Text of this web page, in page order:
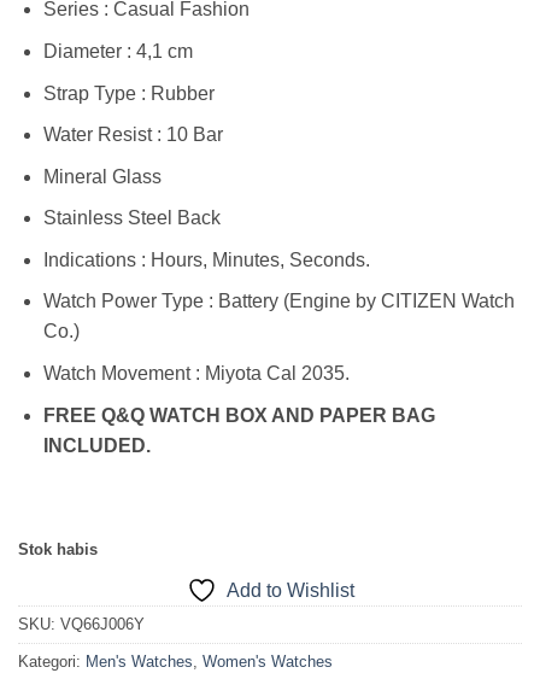
Series : Casual Fashion
Diameter : 4,1 cm
Strap Type : Rubber
Water Resist : 10 Bar
Mineral Glass
Stainless Steel Back
Indications : Hours, Minutes, Seconds.
Watch Power Type : Battery (Engine by CITIZEN Watch
Co.)
Watch Movement : Miyota Cal 2035.
FREE Q&Q WATCH BOX AND PAPER BAG
INCLUDED.
Stok habis
Add to Wishlist
SKU: VQ66J006Y
Kategori: Men's Watches, Women's Watches